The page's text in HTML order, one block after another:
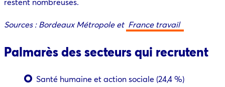
Sources : Bordeaux Métropole et France travail
Palmarès des secteurs qui recrutent
Santé humaine et action sociale (24,4 %)